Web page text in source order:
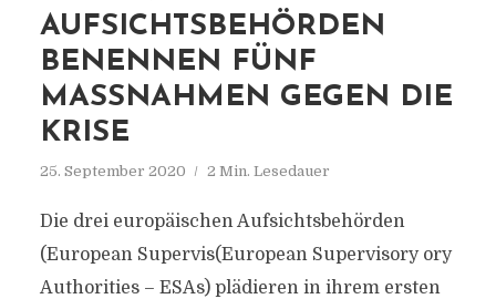
AUFSICHTSBEHÖRDEN
BENENNEN FÜNF
MASSNAHMEN GEGEN DIE K
RISE
25. September 2020 2 Min. Lesedauer
Die drei europäischen Aufsichtsbehörden
(European Supervis(European Supervisory ory
Authorities – ESAs) plädieren in ihrem ersten